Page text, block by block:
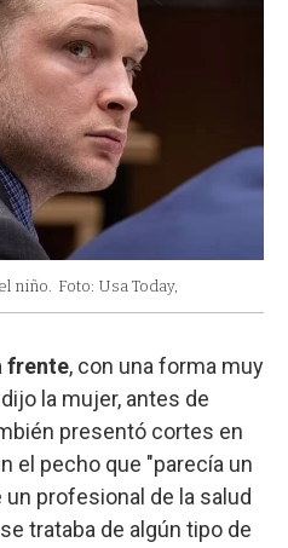
niño. Foto: Usa Today,
frente, con una forma muy
la mujer, antes de
presentó cortes en
el pecho que "parecía un
un profesional de la salud
trataba de algún tipo de